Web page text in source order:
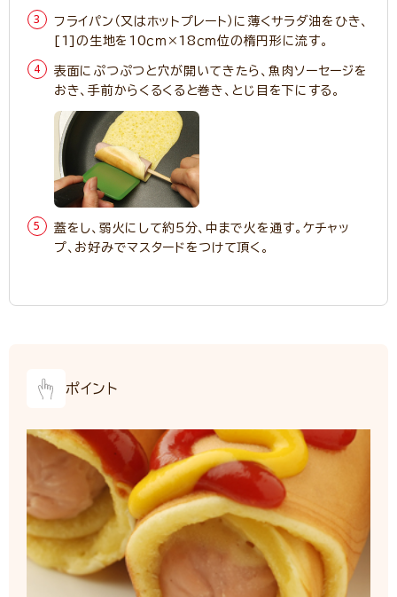
フライパン（又はホットプレート）に薄くサラダ油をひき、
[1]の生地を10ｃｍ×18ｃｍ位の楕円形に流す。
表面にぷつぷつと穴が開いてきたら、魚肉ソーセージを
おき、手前からくるくると巻き、とじ目を下にする。
蓋をし、弱火にして約5分、中まで火を通す。ケチャッ
プ、お好みでマスタードをつけて頂く。
ポイント